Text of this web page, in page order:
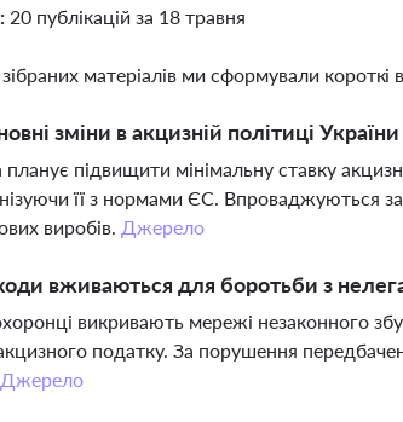
20 публікацій за 18 травня
матеріалів ми сформували короткі
зміни в акцизній політиці
планує підвищити мінімальну ставку
її з нормами ЄС. Впроваджуються
виробів. Джерело
вживаються для боротьби з
викривають мережі незаконного
податку. За порушення
Джерело